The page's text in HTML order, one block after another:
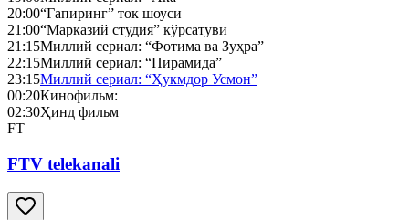
20:00“Гапиринг” ток шоуси
21:00“Марказий студия” кўрсатуви
21:15Миллий сериал: “Фотима ва Зуҳра”
22:15Миллий сериал: “Пирамида”
23:15Миллий сериал: “Ҳукмдор Усмон”
00:20Кинофильм:
02:30Ҳинд фильм
FT
FTV telekanali